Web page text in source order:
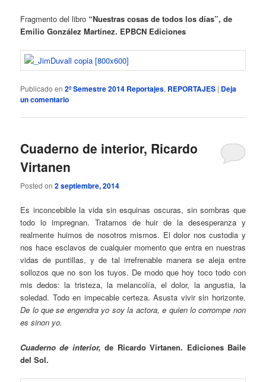
Fragmento del libro “Nuestras cosas de todos los días”, de
Emilio González Martínez. EPBCN Ediciones
Publicado en 2º Semestre 2014 Reportajes, REPORTAJES | Deja
un comentario
Cuaderno de interior, Ricardo
Virtanen
Posted on2 septiembre, 2014
Es inconcebible la vida sin esquinas oscuras, sin sombras que
todo lo impregnan. Tratamos de huir de la desesperanza y
realmente huimos de nosotros mismos. El dolor nos custodia y
nos hace esclavos de cualquier momento que entra en nuestras
vidas de puntillas, y de tal irrefrenable manera se aleja entre
sollozos que no son los tuyos. De modo que hoy toco todo con
mis dedos: la tristeza, la melancolía, el dolor, la angustia, la
soledad. Todo en impecable certeza. Asusta vivir sin horizonte.
De lo que se engendra yo soy la actora, e quien lo corrompe non
es sinon yo.
Cuaderno de interior,de Ricardo Virtanen. Ediciones Baile
del Sol.